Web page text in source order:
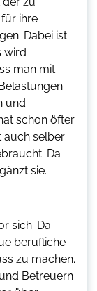
ihre
Dabei ist
wird
man mit
und
schon öfter
auch selber
Da
sie.
sich. Da
berufliche
zu machen.
Betreuern